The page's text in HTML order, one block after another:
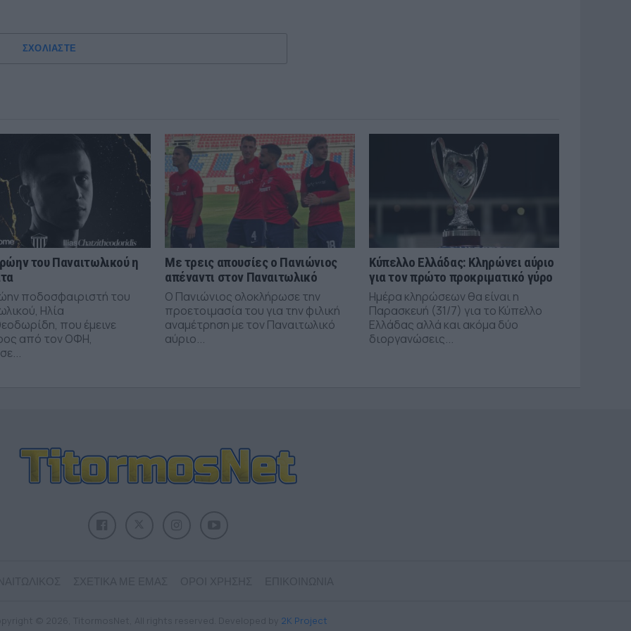
ΣΧΟΛΙΑΣΤΕ
του Παναιτωλικού η
ποδοσφαιριστή του
Ηλία
που έμεινε
από τον ΟΦΗ,
Με τρεις απουσίες ο Πανιώνιος
απέναντι στον Παναιτωλικό
Ο Πανιώνιος ολοκλήρωσε την
προετοιμασία του για την φιλική
αναμέτρηση με τον Παναιτωλικό
αύριο...
Κύπελλο Ελλάδας: Κληρώνει αύριο
για τον πρώτο προκριματικό γύρο
Ημέρα κληρώσεων θα είναι η
Παρασκευή (31/7) για το Κύπελλο
Ελλάδας αλλά και ακόμα δύο
διοργανώσεις...
2K Project